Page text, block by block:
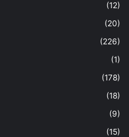
(12)
(20)
(226)
(1)
(178)
(18)
(9)
(15)